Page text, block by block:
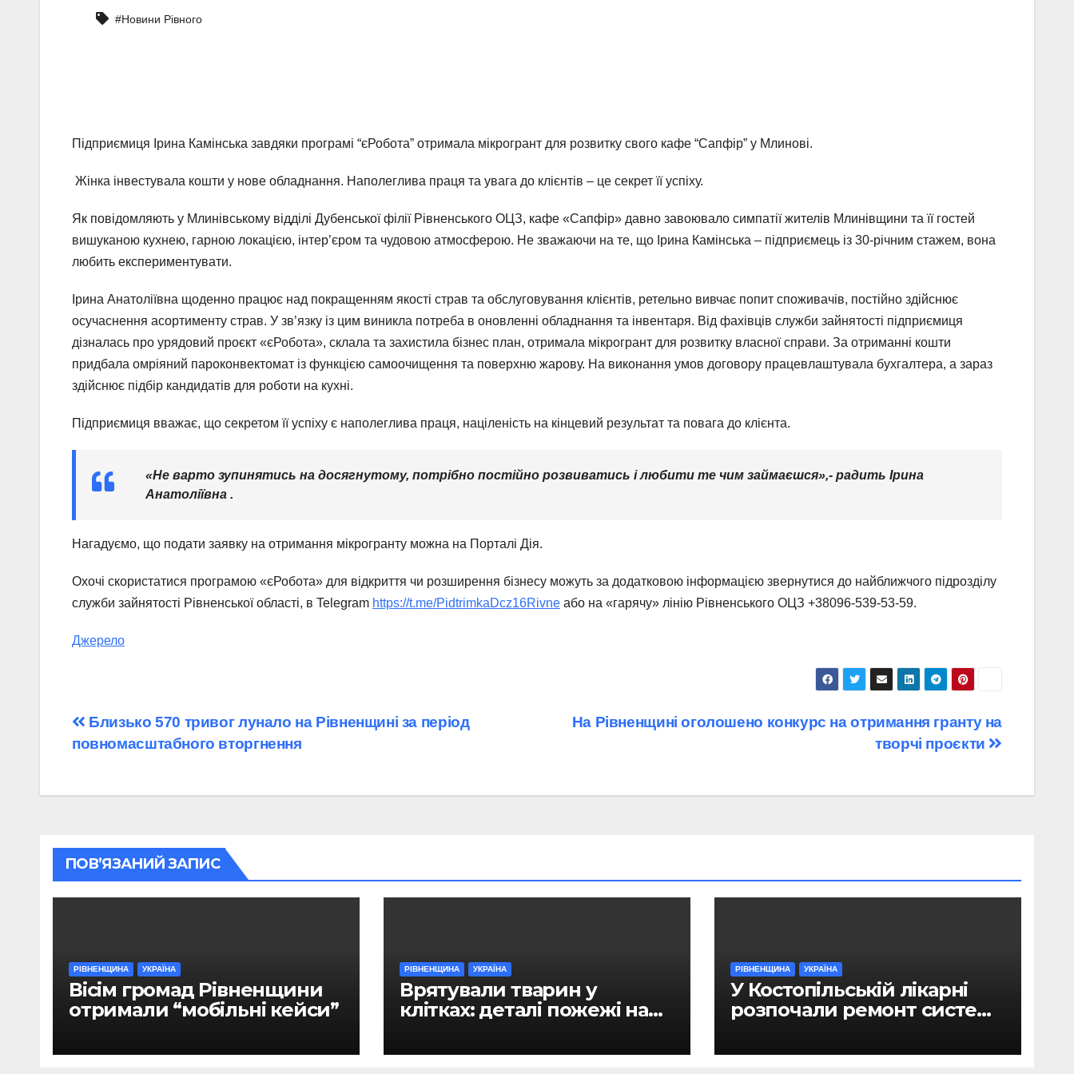
#Новини Рівного
Підприємиця Ірина Камінська завдяки програмі “єРобота” отримала мікрогрант для розвитку свого кафе “Сапфір” у Млинові.
Жінка інвестувала кошти у нове обладнання. Наполеглива праця та увага до клієнтів – це секрет її успіху.
Як повідомляють у Млинівському відділі Дубенської філії Рівненського ОЦЗ, кафе «Сапфір» давно завоювало симпатії жителів Млинівщини та її гостей
вишуканою кухнею, гарною локацією, інтер’єром та чудовою атмосферою. Не зважаючи на те, що Ірина Камінська – підприємець із 30-річним стажем, вона
любить експериментувати.
Ірина Анатоліївна щоденно працює над покращенням якості страв та обслуговування клієнтів, ретельно вивчає попит споживачів, постійно здійснює
осучаснення асортименту страв. У зв’язку із цим виникла потреба в оновленні обладнання та інвентаря. Від фахівців служби зайнятості підприємиця
дізналась про урядовий проєкт «єРобота», склала та захистила бізнес план, отримала мікрогрант для розвитку власної справи. За отриманні кошти
придбала омріяний пароконвектомат із функцією самоочищення та поверхню жарову. На виконання умов договору працевлаштувала бухгалтера, а зараз
здійснює підбір кандидатів для роботи на кухні.
Підприємиця вважає, що секретом її успіху є наполеглива праця, націленість на кінцевий результат та повага до клієнта.
«Не варто зупинятись на досягнутому, потрібно постійно розвиватись і любити те чим займаєшся»,- радить Ірина
Анатоліївна .
Нагадуємо, що подати заявку на отримання мікрогранту можна на Порталі Дія.
Охочі скористатися програмою «єРобота» для відкриття чи розширення бізнесу можуть за додатковою інформацією звернутися до найближчого підрозділу
служби зайнятості Рівненської області, в Telegram https://t.me/PidtrimkaDcz16Rivne або на «гарячу» лінію Рівненського ОЦЗ +38096-539-53-59.
Джерело
Навігація
На Рівненщині оголошено конкурс на отримання гранту на
творчі проєкти
Близько 570 тривог лунало на Рівненщині за період
повномасштабного вторгнення
ПОВ’ЯЗАНИЙ ЗАПИС
РІВНЕНЩИНА УКРАЇНА
Вісім громад Рівненщини
отримали “мобільні кейси”
РІВНЕНЩИНА УКРАЇНА
Врятували тварин у
клітках: деталі пожежі на
РІВНЕНЩИНА УКРАЇНА
У Костопільській лікарні
розпочали ремонт системи